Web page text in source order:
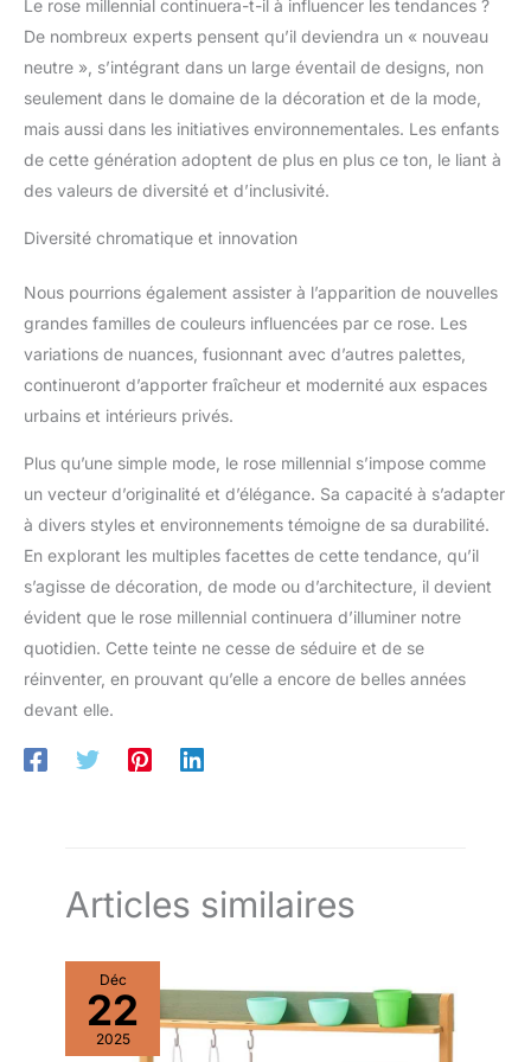
Le rose millennial continuera-t-il à influencer les tendances ?
De nombreux experts pensent qu’il deviendra un « nouveau
neutre », s’intégrant dans un large éventail de designs, non
seulement dans le domaine de la décoration et de la mode,
mais aussi dans les initiatives environnementales. Les enfants
de cette génération adoptent de plus en plus ce ton, le liant à
des valeurs de diversité et d’inclusivité.
Diversité chromatique et innovation
Nous pourrions également assister à l’apparition de nouvelles
grandes familles de couleurs influencées par ce rose. Les
variations de nuances, fusionnant avec d’autres palettes,
continueront d’apporter fraîcheur et modernité aux espaces
urbains et intérieurs privés.
Plus qu’une simple mode, le rose millennial s’impose comme
un vecteur d’originalité et d’élégance. Sa capacité à s’adapter
à divers styles et environnements témoigne de sa durabilité.
En explorant les multiples facettes de cette tendance, qu’il
s’agisse de décoration, de mode ou d’architecture, il devient
évident que le rose millennial continuera d’illuminer notre
quotidien. Cette teinte ne cesse de séduire et de se
réinventer, en prouvant qu’elle a encore de belles années
devant elle.
Articles similaires
Déc
22
2025